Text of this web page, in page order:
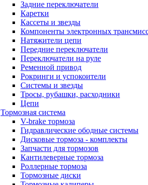
Задние переключатели
Каретки
Кассеты и звезды
Компоненты электронных
Натяжители цепи
Передние переключатели
Переключатели на руле
Ременной привод
Рокринги и успокоители
Системы и звезды
Тросы, рубашки, расходники
Цепи
Тормозная система
V-brake тормоза
Гидравлические ободные системы
Дисковые тормоза - комплекты
Запчасти для тормозов
Кантилеверные тормоза
Роллерные тормоза
Тормозные диски